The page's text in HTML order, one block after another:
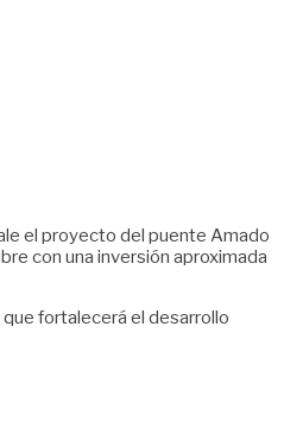
el proyecto del puente Amado
con una inversión aproximada
fortalecerá el desarrollo